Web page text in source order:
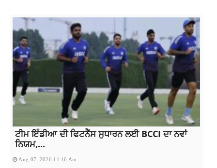
ਟੀਮ ਇੰਡੀਆ ਦੀ ਫਿਟਨੈੱਸ ਸੁਧਾਰਨ ਲਈ BCCI ਦਾ ਨਵਾਂ
ਨਿਯਮ,...
Aug 07, 2026 11:16 Am